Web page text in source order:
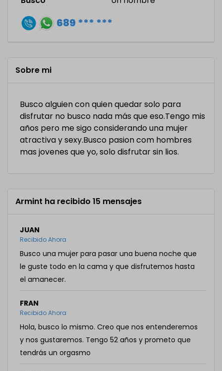
689 *** ***
Sobre mi
Busco alguien con quien quedar solo para
disfrutar no busco nada más que eso.Tengo mis
años pero me sigo considerando una mujer
atractiva y sexy.Busco pasion com hombres
mas jovenes que yo, solo disfrutar sin lios.
Armint ha recibido 15 mensajes
JUAN
Recibido Ahora
Busco una mujer para pasar una buena noche que
le guste todo en la cama y que disfrutemos hasta
el amanecer.
FRAN
Recibido Ahora
Hola, busco lo mismo. Creo que nos entenderemos
y nos gustaremos. Tengo 52 años y prometo que
tendrás un orgasmo